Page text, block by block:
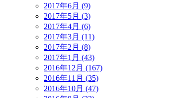
2017年6月 (9)
2017年5月 (3)
2017年4月 (6)
2017年3月 (11)
2017年2月 (8)
2017年1月 (43)
2016年12月 (167)
2016年11月 (35)
2016年10月 (47)